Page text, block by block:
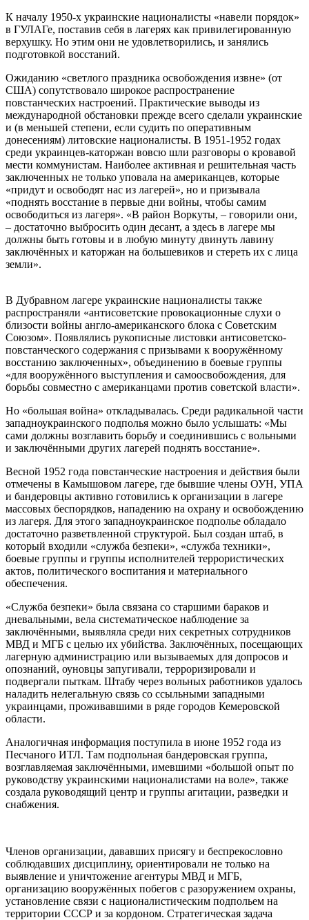
К началу 1950-х украинские националисты «навели порядок»
в ГУЛАГе, поставив себя в лагерях как привилегированную
верхушку. Но этим они не удовлетворились, и занялись
подготовкой восстаний.
Ожиданию «светлого праздника освобождения извне» (от
США) сопутствовало широкое распространение
повстанческих настроений. Практические выводы из
международной обстановки прежде всего сделали украинские
и (в меньшей степени, если судить по оперативным
донесениям) литовские националисты. В 1951-1952 годах
среди украинцев-каторжан вовсю шли разговоры о кровавой
мести коммунистам. Наиболее активная и решительная часть
заключенных не только уповала на американцев, которые
«придут и освободят нас из лагерей», но и призывала
«поднять восстание в первые дни войны, чтобы самим
освободиться из лагеря». «В район Воркуты, – говорили они,
– достаточно выбросить один десант, а здесь в лагере мы
должны быть готовы и в любую минуту двинуть лавину
заключённых и каторжан на большевиков и стереть их с лица
земли».
В Дубравном лагере украинские националисты также
распространяли «антисоветские провокационные слухи о
близости войны англо-американского блока с Советским
Союзом». Появлялись рукописные листовки антисоветско-
повстанческого содержания с призывами к вооружённому
восстанию заключенных», объединению в боевые группы
«для вооружённого выступления и самоосвобождения, для
борьбы совместно с американцами против советской власти».
Но «большая война» откладывалась. Среди радикальной части
западноукраинского подполья можно было услышать: «Мы
сами должны возглавить борьбу и соединившись с вольными
и заключёнными других лагерей поднять восстание».
Весной 1952 года повстанческие настроения и действия были
отмечены в Камышовом лагере, где бывшие члены ОУН, УПА
и бандеровцы активно готовились к организации в лагере
массовых беспорядков, нападению на охрану и освобождению
из лагеря. Для этого западноукраинское подполье обладало
достаточно разветвленной структурой. Был создан штаб, в
который входили «служба безпеки», «служба техники»,
боевые группы и группы исполнителей террористических
актов, политического воспитания и материального
обеспечения.
«Служба безпеки» была связана со старшими бараков и
дневальными, вела систематическое наблюдение за
заключёнными, выявляла среди них секретных сотрудников
МВД и МГБ с целью их убийства. Заключённых, посещающих
лагерную администрацию или вызываемых для допросов и
опознаний, оуновцы запугивали, терроризировали и
подвергали пыткам. Штабу через вольных работников удалось
наладить нелегальную связь со ссыльными западными
украинцами, проживавшими в ряде городов Кемеровской
области.
Аналогичная информация поступила в июне 1952 года из
Песчаного ИТЛ. Там подпольная бандеровская группа,
возглавляемая заключёнными, имевшими «большой опыт по
руководству украинскими националистами на воле», также
создала руководящий центр и группы агитации, разведки и
снабжения.
Членов организации, дававших присягу и беспрекословно
соблюдавших дисциплину, ориентировали не только на
выявление и уничтожение агентуры МВД и МГБ,
организацию вооружённых побегов с разоружением охраны,
установление связи с националистическим подпольем на
территории СССР и за кордоном. Стратегическая задача